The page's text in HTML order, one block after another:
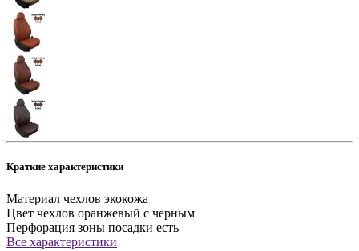
Краткие характеристики
Материал чехлов экокожа
Цвет чехлов оранжевый с черным
Перфорация зоны посадки есть
Все характеристики